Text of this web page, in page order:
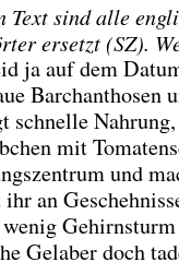
Text sind alle
ersetzt (SZ).
ja auf dem
Barchanthosen
schnelle
mit
und
an
Gehirnsturm
Gelaber doch